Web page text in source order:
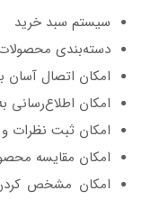
سیستم سبد خرید
دسته‌بندی
امکان اتصال آسان
امکان اطلاع‌رسانی
امکان ثبت نظرات
امکان مقایسه
امکان مشخص